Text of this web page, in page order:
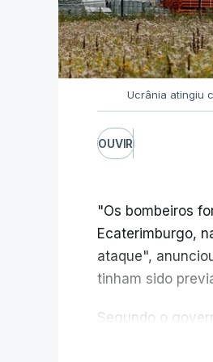
Ucrânia atingiu
OUVIR
"Os bombeiros
Ecaterimburgo,
ataque",
tinham sido
Segundo o